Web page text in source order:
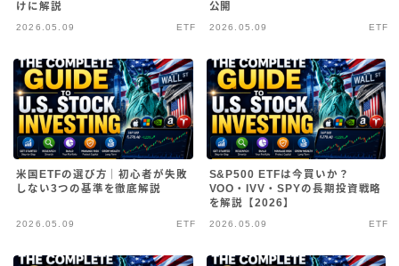
TradingViewとは？
ブログ
お問い合わせ
けに解説
2026.05.09 ETF
公開
2026.05.09 ETF
米国ETFの選び方｜初心者が失敗
しない3つの基準を徹底解説
2026.05.09 ETF
S&P500 ETFは今買いか？
VOO・IVV・SPYの長期投資戦略
を解説【2026】
2026.05.09 ETF